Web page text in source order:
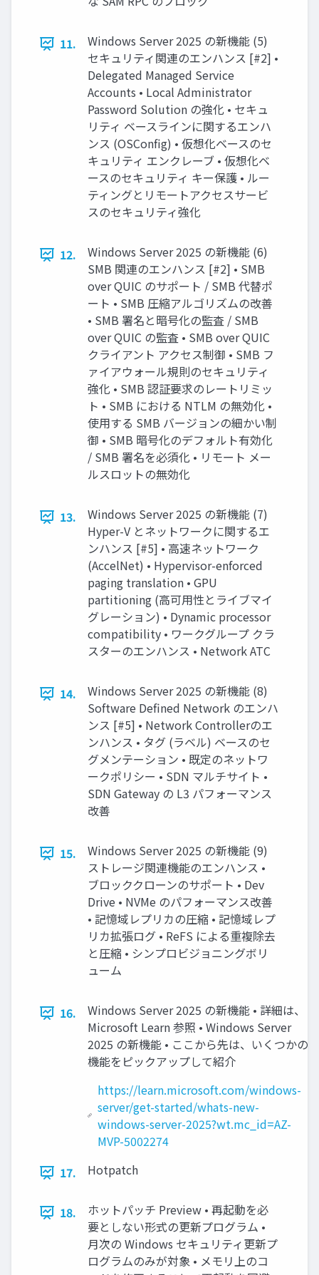
11.
Windows Server 2025 の新機能 (5)
セキュリティ関連のエンハンス [#2] •
Delegated Managed Service
Accounts • Local Administrator
Password Solution の強化 • セキュ
リティ ベースラインに関するエンハ
ンス (OSConfig) • 仮想化ベースのセ
キュリティ エンクレーブ • 仮想化ベ
ースのセキュリティ キー保護 • ルー
ティングとリモートアクセスサービ
スのセキュリティ強化
12.
Windows Server 2025 の新機能 (6)
SMB 関連のエンハンス [#2] • SMB
over QUIC のサポート / SMB 代替ポ
ート • SMB 圧縮アルゴリズムの改善
• SMB 署名と暗号化の監査 / SMB
over QUIC の監査 • SMB over QUIC
クライアント アクセス制御 • SMB フ
ァイアウォール規則のセキュリティ
強化 • SMB 認証要求のレートリミッ
ト • SMB における NTLM の無効化 •
使用する SMB バージョンの細かい制
御 • SMB 暗号化のデフォルト有効化
/ SMB 署名を必須化 • リモート メー
ルスロットの無効化
13.
Windows Server 2025 の新機能 (7)
Hyper-V とネットワークに関するエ
ンハンス [#5] • 高速ネットワーク
(AccelNet) • Hypervisor-enforced
paging translation • GPU
partitioning (高可用性とライブマイ
グレーション) • Dynamic processor
compatibility • ワークグループ クラ
スターのエンハンス • Network ATC
14.
Windows Server 2025 の新機能 (8)
Software Defined Network のエンハ
ンス [#5] • Network Controllerのエ
ンハンス • タグ (ラベル) ベースのセ
グメンテーション • 既定のネットワ
ークポリシー • SDN マルチサイト •
SDN Gateway の L3 パフォーマンス
改善
15.
Windows Server 2025 の新機能 (9)
ストレージ関連機能のエンハンス •
ブロッククローンのサポート • Dev
Drive • NVMe のパフォーマンス改善
• 記憶域レプリカの圧縮 • 記憶域レプ
リカ拡張ログ • ReFS による重複除去
と圧縮 • シンプロビジョニングボリ
ューム
16.
Windows Server 2025 の新機能 • 詳細は、
Microsoft Learn 参照 • Windows Server
2025 の新機能 • ここから先は、いくつかの
機能をピックアップして紹介
https://learn.microsoft.com/windows-
server/get-started/whats-new-
windows-server-2025?wt.mc_id=AZ-
MVP-5002274
17.
Hotpatch
18.
ホットパッチ Preview • 再起動を必
要としない形式の更新プログラム •
月次の Windows セキュリティ更新プ
ログラムのみが対象 • メモリ上のコ